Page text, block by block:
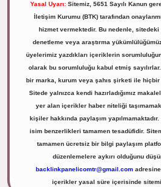
Yasal Uyarı: Sitemiz, 5651 Sayılı Kanun
İletişim Kurumu (BTK) tarafından
hizmet vermektedir. Bu nedenle,
denetleme veya araştırma
üyelerimiz yazdıkları içeriklerin
olarak bu sorumluluğu kabul etmiş
bir marka, kurum veya şahıs şirketi ile hiçbir
Sitede yalnızca kendi hazırladığımız
yer alan içerikler haber niteliği
kişiler hakkında paylaşım
isim benzerlikleri tamamen tesadüfidir.
tamamen ücretsiz bir bilgi paylaşım
düzenlemelere aykırı olduğunu
backlinkpanelicomtr@gmail.com
içerikler yasal süre içerisinde